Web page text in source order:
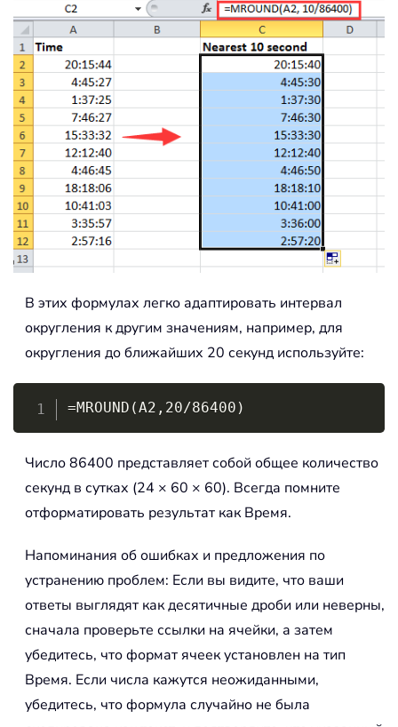
В этих формулах легко адаптировать интервал
округления к другим значениям, например, для
округления до ближайших 20 секунд используйте:
=MROUND(A2,20/86400)
Число 86400 представляет собой общее количество
секунд в сутках (24 × 60 × 60). Всегда помните
отформатировать результат как Время.
Напоминания об ошибках и предложения по
устранению проблем: Если вы видите, что ваши
ответы выглядят как десятичные дроби или неверны,
сначала проверьте ссылки на ячейки, а затем
убедитесь, что формат ячеек установлен на тип
Время. Если числа кажутся неожиданными,
убедитесь, что формула случайно не была